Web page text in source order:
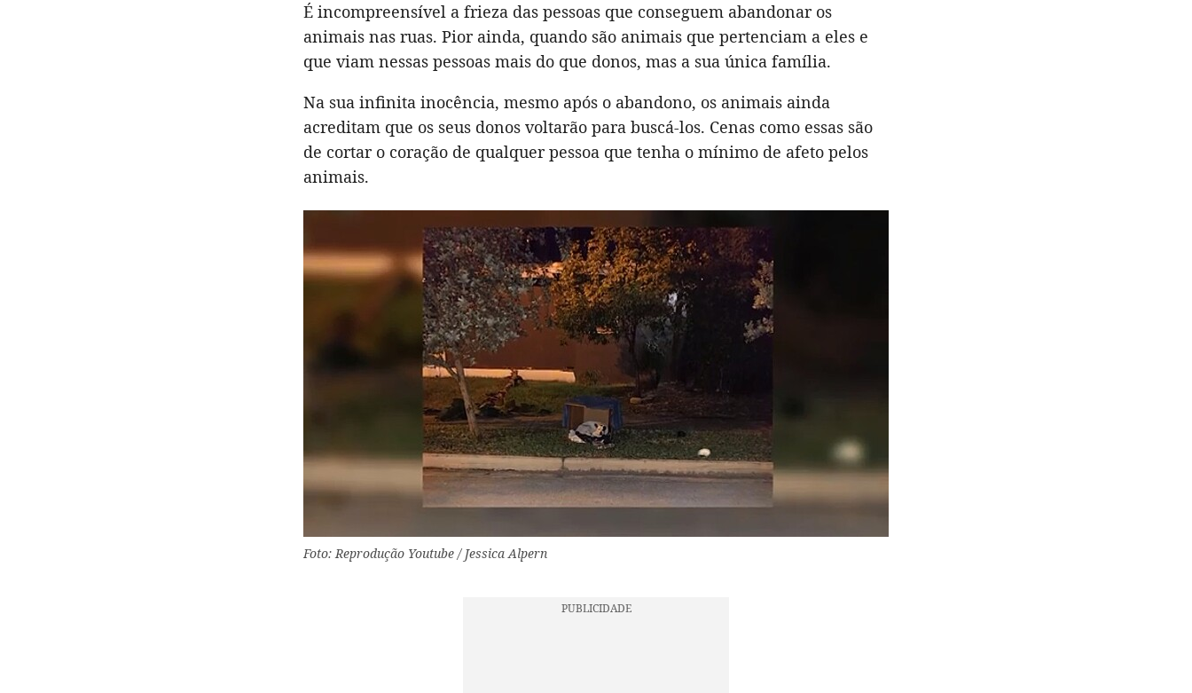
É incompreensível a frieza das pessoas que conseguem abandonar os
animais nas ruas. Pior ainda, quando são animais que pertenciam a eles e
que viam nessas pessoas mais do que donos, mas a sua única família.
Na sua infinita inocência, mesmo após o abandono, os animais ainda
acreditam que os seus donos voltarão para buscá-los. Cenas como essas são
de cortar o coração de qualquer pessoa que tenha o mínimo de afeto pelos
animais.
Foto: Reprodução Youtube / Jessica Alpern